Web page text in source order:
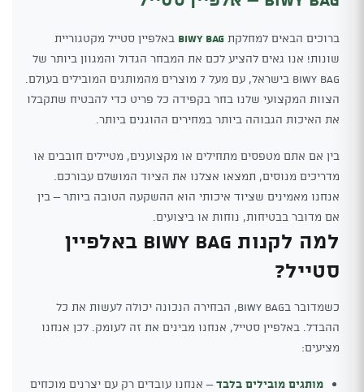
ברוכים הבאים למחלקת Biwy Bag באלפיין סטייל מקטגוריית
שונות! אנו גאים להציע לכם את המבחר הגדול והמגוון ביותר של
Biwy Bag בישראל, עם מעל 7 מוצרים מהמותגים המובילים בעולם.
הצוות המקצועי שלנו בחר בקפידה כל פריט כדי להבטיח שתקבלו
את האיכות הגבוהה ביותר במחירים ההוגנים ביותר.
בין אם אתם מטפסים מתחילים או מקצוענים, מטיילים חובבים או
מדריכים מנוסים, תמצאו אצלנו את הציוד המושלם עבורכם.
אנחנו מאמינים שציוד איכותי הוא ההשקעה הטובה ביותר – בין
אם מדובר בבטיחות, נוחות או ביצועים.
למה לקנות Biwy Bag באלפיין
סטייל?
כשמדובר בBiwy Bag, הבחירה הנכונה יכולה לעשות את כל
ההבדל. באלפיין סטייל, אנחנו מבינים את זה לעומק. לכן אנחנו
מציעים:
מותגים מובילים בלבד– אנחנו עובדים רק עם יצרנים מוכחים